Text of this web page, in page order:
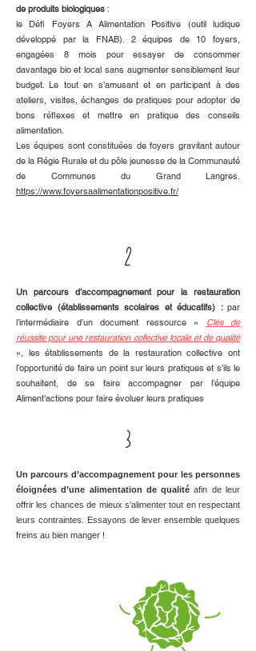
de produits biologiques :
le Défi Foyers A Alimentation Positive (outil ludique
développé par la FNAB). 2 équipes de 10 foyers,
engagées 8 mois pour essayer de consommer
davantage bio et local sans augmenter sensiblement leur
budget. Le tout en s’amusant et en participant à des
ateliers, visites, échanges de pratiques pour adopter de
bons réflexes et mettre en pratique des conseils
alimentation.
Les équipes sont constituées de foyers gravitant autour
de la Régie Rurale et du pôle jeunesse de la Communauté
de Communes du Grand Langres.
https://www.foyersaalimentationpositive.fr/
2
Un parcours d’accompagnement pour la restauration
collective (établissements scolaires et éducatifs) : par
l’intermédiaire d’un document ressource «
Clés de
réussite pour une restauration collective locale et de qualité
», les établissements de la restauration collective ont
l’opportunité de faire un point sur leurs pratiques et s’ils le
souhaitent, de se faire accompagner par l’équipe
Aliment’actions pour faire évoluer leurs pratiques
3
Un parcours d’accompagnement pour les personnes
éloignées d’une alimentation de qualité afin de leur
offrir les chances de mieux s’alimenter tout en respectant
leurs contraintes. Essayons de lever ensemble quelques
freins au bien manger !